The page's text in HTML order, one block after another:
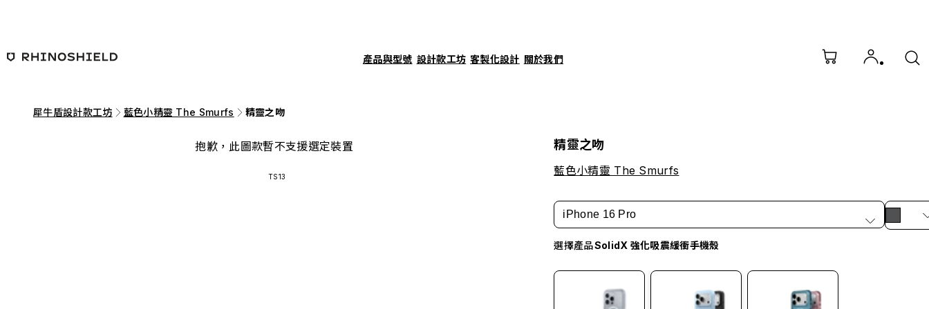
產品與型號 設計款工坊 客製化設計 關於我們
犀牛盾設計款工坊 藍色小精靈 The Smurfs 精靈之吻
抱歉，此圖款暫不支援選定裝置
TS13
精靈之吻
藍色小精靈 The Smurfs
iPhone 16 Pro
選擇產品SolidX 強化吸震緩衝手機殼